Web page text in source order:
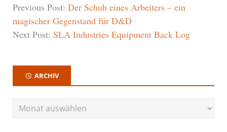
Previous Post: Der Schuh eines Arbeiters – ein
magischer Gegenstand für D&D
Next Post: SLA Industries Equipment Back Log
ARCHIV